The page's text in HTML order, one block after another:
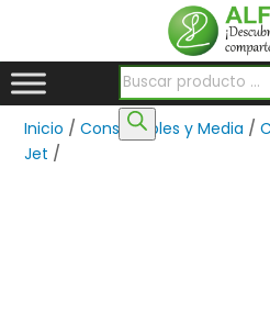
Búsqueda de productos
Inicio /Consumibles y Media /
Jet /